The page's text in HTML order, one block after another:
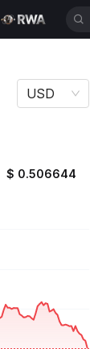
USD
$ 0.506644